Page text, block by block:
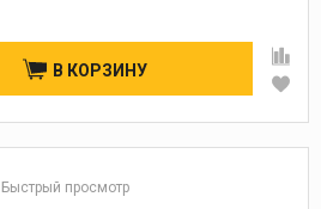
В КОРЗИНУ
Быстрый просмотр